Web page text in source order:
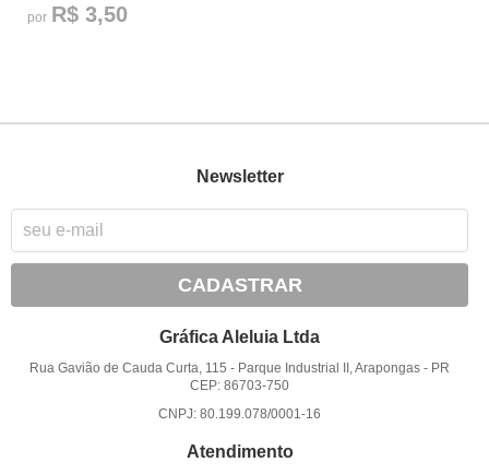
por R$ 3,50
Newsletter
CADASTRAR
Gráfica Aleluia Ltda
Rua Gavião de Cauda Curta, 115 - Parque Industrial II, Arapongas - PR
CEP: 86703-750
CNPJ: 80.199.078/0001-16
Atendimento